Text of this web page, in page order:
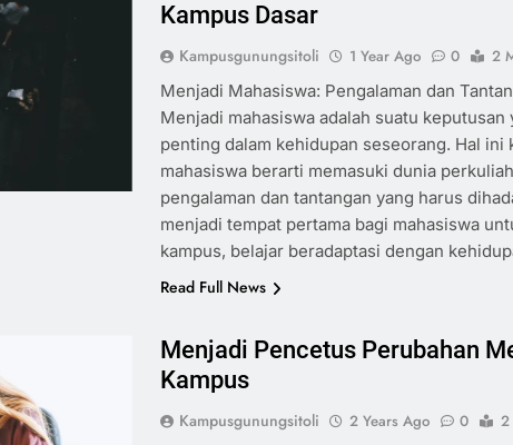
Kampus Dasar
Kampusgunungsitoli 1 Year Ago 0
2
Menjadi Mahasiswa: Pengalaman dan
Menjadi mahasiswa adalah suatu
penting dalam kehidupan seseorang. Hal ini
mahasiswa berarti memasuki dunia
pengalaman dan tantangan yang harus
menjadi tempat pertama bagi mahasiswa
kampus, belajar beradaptasi dengan
Read Full News
Menjadi Pencetus Perubahan
Kampus
Kampusgunungsitoli 2 Years Ago 0
2